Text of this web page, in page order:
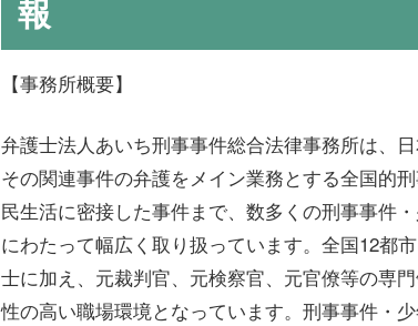
報
【事務所概要】
弁護士法人あいち刑事事件総合法律事務所は、
その関連事件の弁護をメイン業務とする全国的
民生活に密接した事件まで、数多くの刑事事件
にわたって幅広く取り扱っています。全国12都
士に加え、元裁判官、元検察官、元官僚等の専
性の高い職場環境となっています。刑事事件・